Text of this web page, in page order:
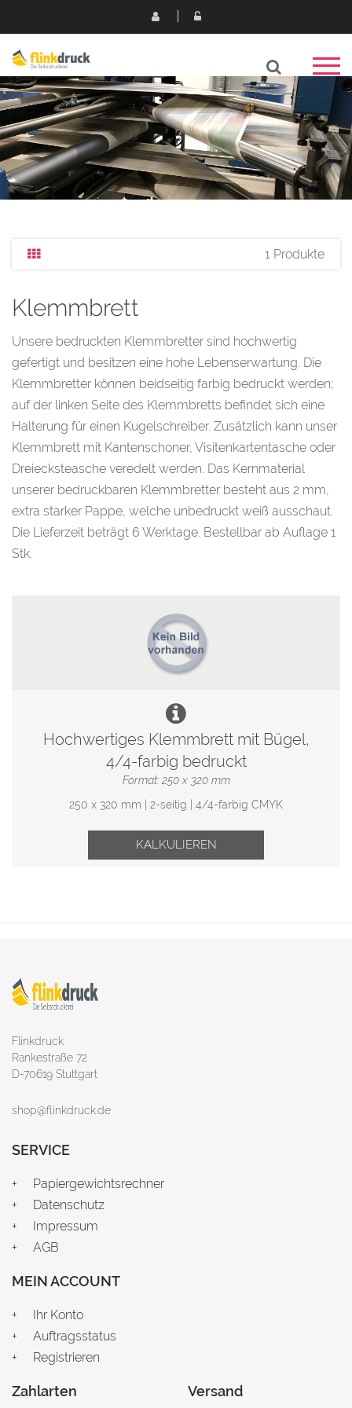
1 Produkte
Klemmbrett
Unsere bedruckten Klemmbretter sind hochwertig
gefertigt und besitzen eine hohe Lebenserwartung. Die
Klemmbretter können beidseitig farbig bedruckt werden;
auf der linken Seite des Klemmbretts befindet sich eine
Halterung für einen Kugelschreiber. Zusätzlich kann unser
Klemmbrett mit Kantenschoner, Visitenkartentasche oder
Dreiecksteasche veredelt werden. Das Kernmaterial
unserer bedruckbaren Klemmbretter besteht aus 2 mm,
extra starker Pappe, welche unbedruckt weiß ausschaut.
Die Lieferzeit beträgt 6 Werktage. Bestellbar ab Auflage 1
Stk.
Hochwertiges Klemmbrett mit Bügel,
4/4-farbig bedruckt
Format: 250 x 320 mm
250 x 320 mm | 2-seitig | 4/4-farbig CMYK
KALKULIEREN
Flinkdruck
Rankestraße 72
D-70619 Stuttgart
shop@flinkdruck.de
SERVICE
Papiergewichtsrechner
Datenschutz
Impressum
AGB
MEIN ACCOUNT
Ihr Konto
Auftragsstatus
Registrieren
Zahlarten Versand